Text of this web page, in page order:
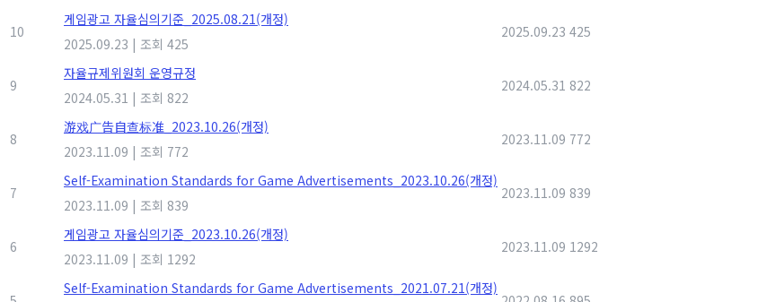
10
게임광고 자율심의기준_2025.08.21(개정)
2025.09.23 | 조회 425
2025.09.23 425
9
자율규제위원회 운영규정
2024.05.31 | 조회 822
2024.05.31 822
8
游戏广告自查标准_2023.10.26(개정)
2023.11.09 | 조회 772
2023.11.09 772
7
Self-Examination Standards for Game Advertisements_2023.10.26(개정)
2023.11.09 | 조회 839
2023.11.09 839
6
게임광고 자율심의기준_2023.10.26(개정)
2023.11.09 | 조회 1292
2023.11.09 1292
Self-Examination Standards for Game Advertisements_2021.07.21(개정)